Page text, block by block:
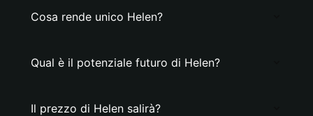
Cosa rende unico Helen?
Qual è il potenziale futuro di Helen?
Il prezzo di Helen salirà?